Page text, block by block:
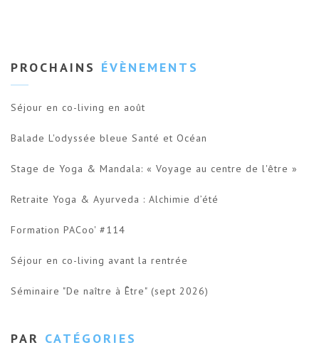
PROCHAINS ÉVÈNEMENTS
Séjour en co-living en août
Balade L'odyssée bleue Santé et Océan
Stage de Yoga & Mandala: « Voyage au centre de l'être »
Retraite Yoga & Ayurveda : Alchimie d’été
Formation PACoo' #114
Séjour en co-living avant la rentrée
Séminaire "De naître à Être" (sept 2026)
PAR CATÉGORIES